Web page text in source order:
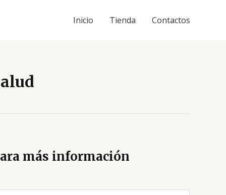
Inicio Tienda Contactos
más información